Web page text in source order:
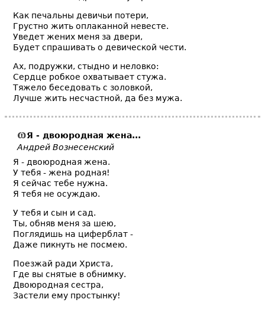
Как печальны девичьи потери,
Грустно жить оплаканной невесте.
Уведет жених меня за двери,
Будет спрашивать о девической чести.
Ах, подружки, стыдно и неловко:
Сердце робкое охватывает стужа.
Тяжело беседовать с золовкой,
Лучше жить несчастной, да без мужа.
Я - двоюродная жена...
Андрей Вознесенский
Я - двоюродная жена.
У тебя - жена родная!
Я сейчас тебе нужна.
Я тебя не осуждаю.
У тебя и сын и сад.
Ты, обняв меня за шею,
Поглядишь на циферблат -
Даже пикнуть не посмею.
Поезжай ради Христа,
Где вы снятые в обнимку.
Двоюродная сестра,
Застели ему простынку!